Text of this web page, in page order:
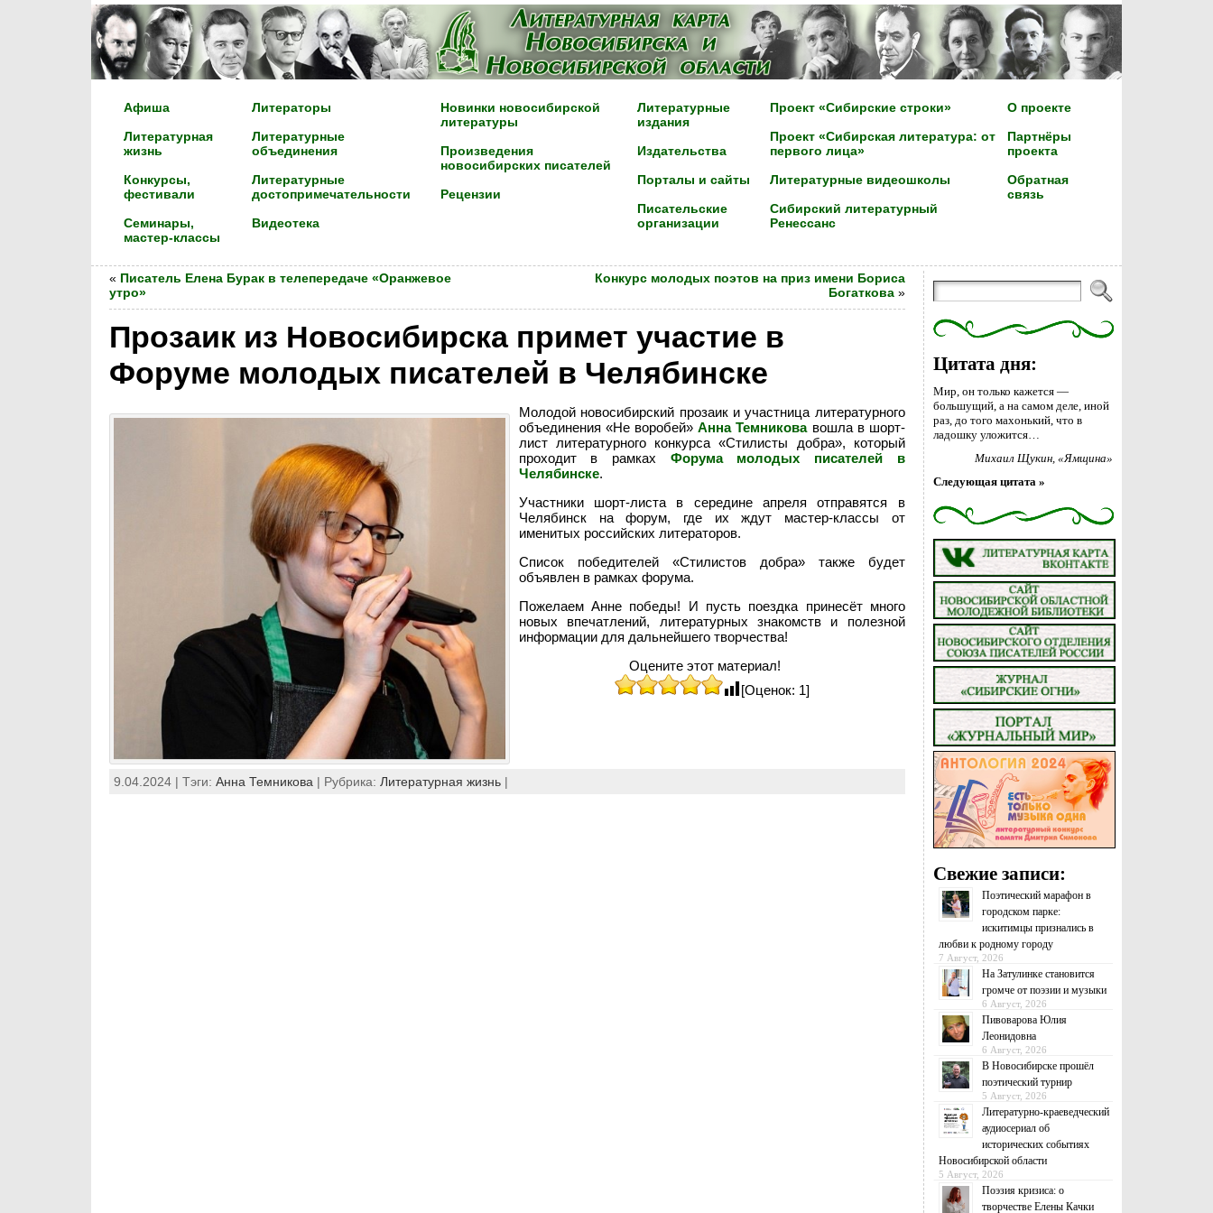
Афиша
Литературная
жизнь
Конкурсы,
фестивали
Семинары,
мастер-классы
Литераторы
Литературные
объединения
Литературные
достопримечательности
Видеотека
Новинки новосибирской
литературы
Произведения
новосибирских писателей
Рецензии
Литературные
издания
Издательства
Порталы и сайты
Писательские
организации
Проект «Сибирские строки»
Проект «Сибирская литература: от
первого лица»
Литературные видеошколы
Сибирский литературный
Ренессанс
О проекте
Партнёры
проекта
Обратная
связь
« Писатель Елена Бурак в телепередаче «Оранжевое
утро»
Конкурс молодых поэтов на приз имени Бориса
Богаткова»
Прозаик из Новосибирска примет участие в
Форуме молодых писателей в Челябинске
Молодой новосибирский прозаик и участница литературного
объединения «Не воробей»Анна Темниковавошла в шорт-
лист литературного конкурса «Стилисты добра», который
проходит в рамках Форума молодых писателей в
Челябинске.
Участники шорт-листа в середине апреля отправятся в
Челябинск на форум, где их ждут мастер-классы от
именитых российских литераторов.
Список победителей «Стилистов добра» также будет
объявлен в рамках форума.
Пожелаем Анне победы! И пусть поездка принесёт много
новых впечатлений, литературных знакомств и полезной
информации для дальнейшего творчества!
Оцените этот материал!
[Оценок: 1]
9.04.2024 | Тэги: Анна Темникова | Рубрика: Литературная жизнь|
Цитата дня:
Мир, он только кажется —
большущий, а на самом деле, иной
раз, до того махонький, что в
ладошку уложится…
Михаил Щукин, «Ямщина»
Следующая цитата »
Свежие записи:
Поэтический марафон в
городском парке:
искитимцы признались в
любви к родному городу
7 Август, 2026
На Затулинке становится
громче от поэзии и музыки
6 Август, 2026
Пивоварова Юлия
Леонидовна
6 Август, 2026
В Новосибирске прошёл
поэтический турнир
5 Август, 2026
Литературно-краеведческий
аудиосериал об
исторических событиях
Новосибирской области
5 Август, 2026
Поэзия кризиса: о
творчестве Елены Качки